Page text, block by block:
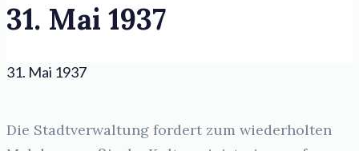
31. Mai 1937
31. Mai 1937
Die Stadtverwaltung fordert zum wiederholten